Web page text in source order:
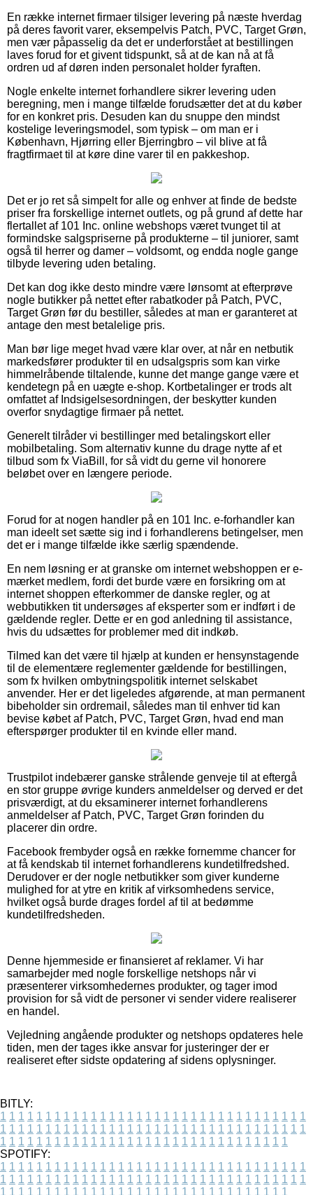
En række internet firmaer tilsiger levering på næste hverdag
på deres favorit varer, eksempelvis Patch, PVC, Target Grøn,
men vær påpasselig da det er underforstået at bestillingen
laves forud for et givent tidspunkt, så at de kan nå at få
ordren ud af døren inden personalet holder fyraften.
Nogle enkelte internet forhandlere sikrer levering uden
beregning, men i mange tilfælde forudsætter det at du køber
for en konkret pris. Desuden kan du snuppe den mindst
kostelige leveringsmodel, som typisk – om man er i
København, Hjørring eller Bjerringbro – vil blive at få
fragtfirmaet til at køre dine varer til en pakkeshop.
Det er jo ret så simpelt for alle og enhver at finde de bedste
priser fra forskellige internet outlets, og på grund af dette har
flertallet af 101 Inc. online webshops været tvunget til at
formindske salgspriserne på produkterne – til juniorer, samt
også til herrer og damer – voldsomt, og endda nogle gange
tilbyde levering uden betaling.
Det kan dog ikke desto mindre være lønsomt at efterprøve
nogle butikker på nettet efter rabatkoder på Patch, PVC,
Target Grøn før du bestiller, således at man er garanteret at
antage den mest betalelige pris.
Man bør lige meget hvad være klar over, at når en netbutik
markedsfører produkter til en udsalgspris som kan virke
himmelråbende tiltalende, kunne det mange gange være et
kendetegn på en uægte e-shop. Kortbetalinger er trods alt
omfattet af Indsigelsesordningen, der beskytter kunden
overfor snydagtige firmaer på nettet.
Generelt tilråder vi bestillinger med betalingskort eller
mobilbetaling. Som alternativ kunne du drage nytte af et
tilbud som fx ViaBill, for så vidt du gerne vil honorere
beløbet over en længere periode.
Forud for at nogen handler på en 101 Inc. e-forhandler kan
man ideelt set sætte sig ind i forhandlerens betingelser, men
det er i mange tilfælde ikke særlig spændende.
En nem løsning er at granske om internet webshoppen er e-
mærket medlem, fordi det burde være en forsikring om at
internet shoppen efterkommer de danske regler, og at
webbutikken tit undersøges af eksperter som er indført i de
gældende regler. Dette er en god anledning til assistance,
hvis du udsættes for problemer med dit indkøb.
Tilmed kan det være til hjælp at kunden er hensynstagende
til de elementære reglementer gældende for bestillingen,
som fx hvilken ombytningspolitik internet selskabet
anvender. Her er det ligeledes afgørende, at man permanent
bibeholder sin ordremail, således man til enhver tid kan
bevise købet af Patch, PVC, Target Grøn, hvad end man
efterspørger produkter til en kvinde eller mand.
Trustpilot indebærer ganske strålende genveje til at eftergå
en stor gruppe øvrige kunders anmeldelser og derved er det
prisværdigt, at du eksaminerer internet forhandlerens
anmeldelser af Patch, PVC, Target Grøn forinden du
placerer din ordre.
Facebook frembyder også en række fornemme chancer for
at få kendskab til internet forhandlerens kundetilfredshed.
Derudover er der nogle netbutikker som giver kunderne
mulighed for at ytre en kritik af virksomhedens service,
hvilket også burde drages fordel af til at bedømme
kundetilfredsheden.
Denne hjemmeside er finansieret af reklamer. Vi har
samarbejder med nogle forskellige netshops når vi
præsenterer virksomhedernes produkter, og tager imod
provision for så vidt de personer vi sender videre realiserer
en handel.
Vejledning angående produkter og netshops opdateres hele
tiden, men der tages ikke ansvar for justeringer der er
realiseret efter sidste opdatering af sidens oplysninger.
BITLY:
1 1 1 1 1 1 1 1 1 1 1 1 1 1 1 1 1 1 1 1 1 1 1 1 1 1 1 1 1 1 1 1 1 1
1 1 1 1 1 1 1 1 1 1 1 1 1 1 1 1 1 1 1 1 1 1 1 1 1 1 1 1 1 1 1 1 1 1
1 1 1 1 1 1 1 1 1 1 1 1 1 1 1 1 1 1 1 1 1 1 1 1 1 1 1 1 1 1 1 1
SPOTIFY:
1 1 1 1 1 1 1 1 1 1 1 1 1 1 1 1 1 1 1 1 1 1 1 1 1 1 1 1 1 1 1 1 1 1
1 1 1 1 1 1 1 1 1 1 1 1 1 1 1 1 1 1 1 1 1 1 1 1 1 1 1 1 1 1 1 1 1 1
1 1 1 1 1 1 1 1 1 1 1 1 1 1 1 1 1 1 1 1 1 1 1 1 1 1 1 1 1 1 1 1